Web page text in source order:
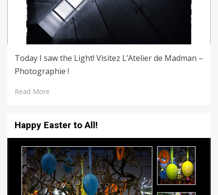
Today I saw the Light! Visitez L’Atelier de Madman –
Photographie !
Read More
Happy Easter to All!